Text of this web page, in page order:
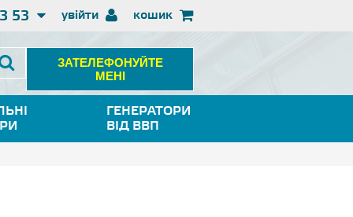
увійти
53 кошик
ЗАТЕЛЕФОНУЙТЕ
МЕНІ
ГЕНЕРАТОРИ
ВІД ВВП